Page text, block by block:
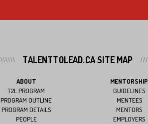
TALENTTOLEAD.CA SITE MAP
ABOUT
T2L PROGRAM
PROGRAM OUTLINE
PROGRAM DETAILS
PEOPLE
MENTORSHIP
GUIDELINES
MENTEES
MENTORS
EMPLOYERS